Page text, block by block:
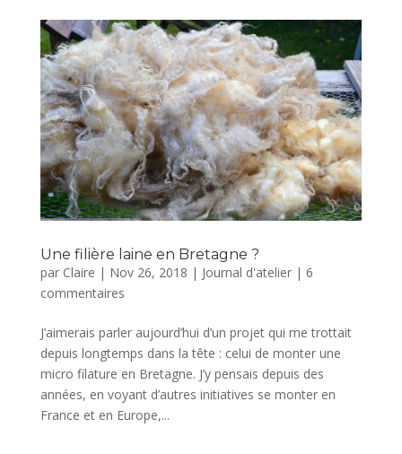
Une filière laine en Bretagne ?
par Claire | Nov 26, 2018 | Journal d'atelier| 6
commentaires
J’aimerais parler aujourd’hui d’un projet qui me trottait
depuis longtemps dans la tête : celui de monter une
micro filature en Bretagne. J’y pensais depuis des
années, en voyant d’autres initiatives se monter en
France et en Europe,...